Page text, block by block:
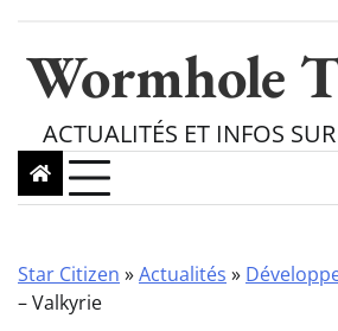
content
Wormhole
ACTUALITÉS ET INFOS
Star Citizen »Actualités »
– Valkyrie